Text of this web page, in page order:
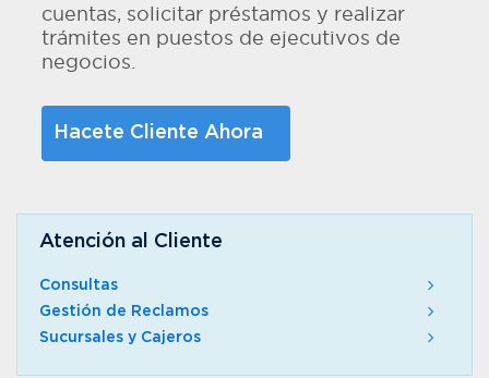
cuentas, solicitar préstamos y realizar
trámites en puestos de ejecutivos de
negocios.
Hacete Cliente Ahora
Atención al Cliente
Consultas
Gestión de Reclamos
Sucursales y Cajeros